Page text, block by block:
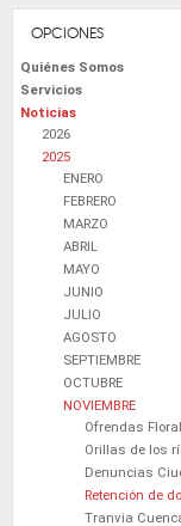
OPCIONES
Quiénes Somos
Servicios
Noticias
2026
2025
ENERO
FEBRERO
MARZO
ABRIL
MAYO
JUNIO
JULIO
AGOSTO
SEPTIEMBRE
OCTUBRE
NOVIEMBRE
Ofrendas
Orillas de los
Denuncias
Retención de
Tranvia